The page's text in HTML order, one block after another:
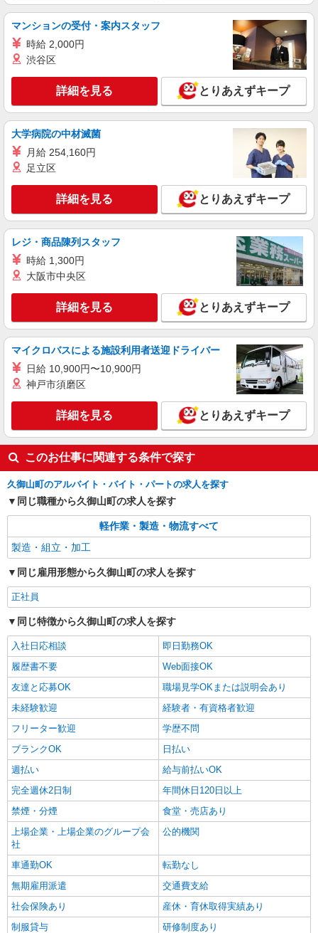
キープ 詳細を見る
派遣社員
株式会社ヒューマンクリエイツ
未経験でもできる！印刷機械の部品取り付けや
調整作業 空調完備で快適 男女活躍中！
時給１，３７０円 別途交通費支給（規定あ
り）
詳細を見る
株式会社綜合キャリアオプション（1314VJ0805G62★3-S-T3）
キカイのボタン操作・目視チェック/日払いOK
時給1,500円〜1,875円 ※経験・能力による
※時間外・深夜手当含む※研修期間(3ヶ月間)は時
給1300円〜時給1625円 【月収例】32万2000円(8
時間×21日+残業・深夜手当)※時給1500円の場合
交通費：既定支給
キープ 詳細を見る
派遣社員
戦力エージェント株式会社
金属部品の取り付け・洗浄作業
時給1470円＋交通費（規定あり） ☆日払い・
週払いも対応可能です！ 【当社独自の手当↓】
世帯主手当（3,000円〜）、家族手当（配偶者1万
円、お子様一人5,000円）あり 【月収例】 時給
1470円×7.8H×21日＝240,000円
京都府久世郡久御山町
キープ
マンションの受付・案内スタッフ
時給 2,000円
渋谷区
詳細を見る とりあえずキープ
大学病院の中材滅菌
月給 254,160円
足立区
詳細を見る とりあえずキープ
レジ・商品陳列スタッフ
時給 1,300円
大阪市中央区
詳細を見る とりあえずキープ
マイクロバスによる施設利用者送迎ドライバー
日給 10,900円〜10,900円
神戸市須磨区
詳細を見る とりあえずキープ
このお仕事に関連する条件で探す
久御山町のアルバイト・バイト・パートの求人を探す
同じ職種から久御山町の求人を探す
軽作業・製造・物流すべて
製造・組立・加工
同じ雇用形態から久御山町の求人を探す
正社員
同じ特徴から久御山町の求人を探す
入社日応相談
即日勤務OK
履歴書不要
Web面接OK
友達と応募OK
職場見学OKまたは説明会あり
未経験歓迎
経験者・有資格者歓迎
フリーター歓迎
学歴不問
ブランクOK
日払い
週払い
給与前払いOK
完全週休2日制
年間休日120日以上
禁煙・分煙
食堂・売店あり
上場企業・上場企業のグループ会
社
公的機関
車通勤OK
転勤なし
無期雇用派遣
交通費支給
社会保険あり
産休・育休取得実績あり
制服貸与
研修制度あり